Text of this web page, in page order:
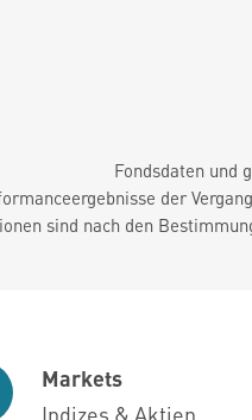
Fondsdaten und
der
sind nach den
Markets
Indizes & Aktien